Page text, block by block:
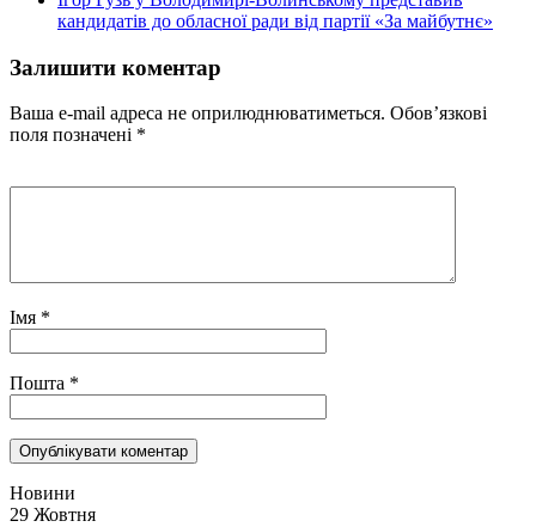
кандидатів до обласної ради від партії «За майбутнє»
Залишити коментар
Ваша e-mail адреса не оприлюднюватиметься. Обов’язкові
поля позначені *
Імя *
Пошта *
Новини
29 Жовтня